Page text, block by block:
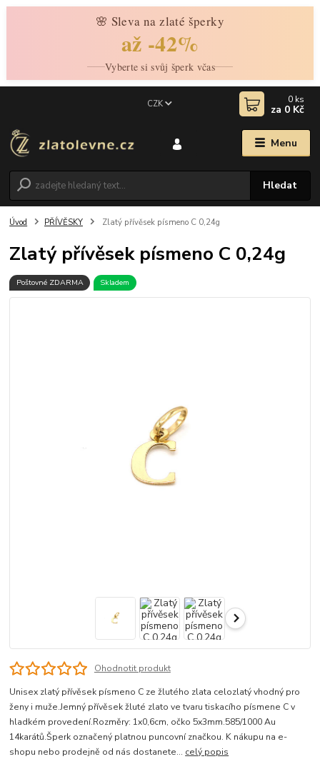
🌸 Sleva na zlaté šperky
až -42%
Vyberte si svůj šperk včas
Menu
CZK
Hledat
0 ks
za 0 Kč
Úvod PŘÍVĚSKY Zlatý přívěsek písmeno C 0,24g
Zlatý přívěsek písmeno C 0,24g
Poštovné ZDARMA Skladem
Ohodnotit produkt
Unisex zlatý přívěsek písmeno C ze žlutého zlata celozlatý vhodný pro
ženy i muže.Jemný přívěsek žluté zlato ve tvaru tiskacího písmene C v
hladkém provedení.Rozměry: 1x0,6cm, očko 5x3mm.585/1000 Au
14karátů.Šperk označený platnou puncovní značkou. K nákupu na e-
shopu nebo prodejně od nás dostanete... celý popis